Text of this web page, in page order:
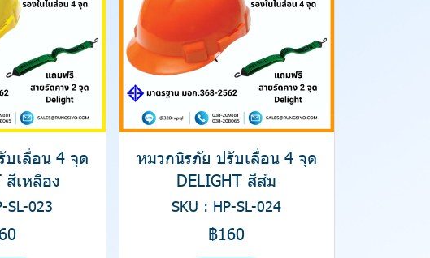
เลื่อน 4 จุด
สีเหลือง
SL-023
หมวกนิรภัย ปรับเลื่อน 4 จุด
DELIGHT สีส้ม
SKU : HP-SL-024
฿160